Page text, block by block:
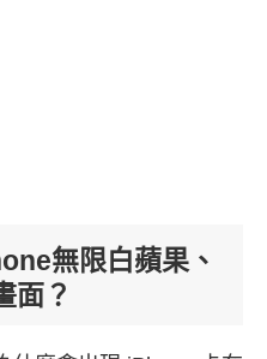
無限白蘋果、
面？